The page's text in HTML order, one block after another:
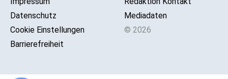
Datenschutz
Cookie Einstellungen
Barrierefreiheit
Mediadaten
© 2026